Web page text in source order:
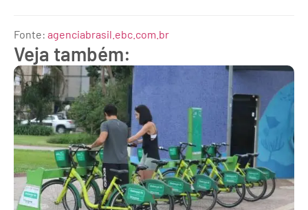
Fonte: agenciabrasil.ebc.com.br
Veja também: